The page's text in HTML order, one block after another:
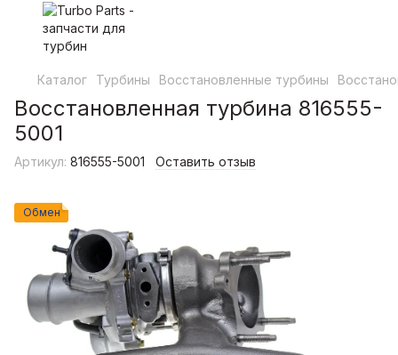
Каталог Турбины Восстановленные турбины
Восстановленная турбина 816555-
5001
Артикул: 816555-5001 Оставить отзыв
Обмен